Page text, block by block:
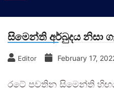
සිමෙන්ති අර්බුදය නිසා
Editor February 17,
රටේ පවතින සිමෙන්ති